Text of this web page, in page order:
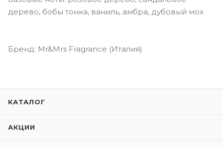
дерево, бобы тонка, ваниль, амбра, дубовый мох
Бренд: Mr&Mrs Fragrance (Италия)
КАТАЛОГ
АКЦИИ